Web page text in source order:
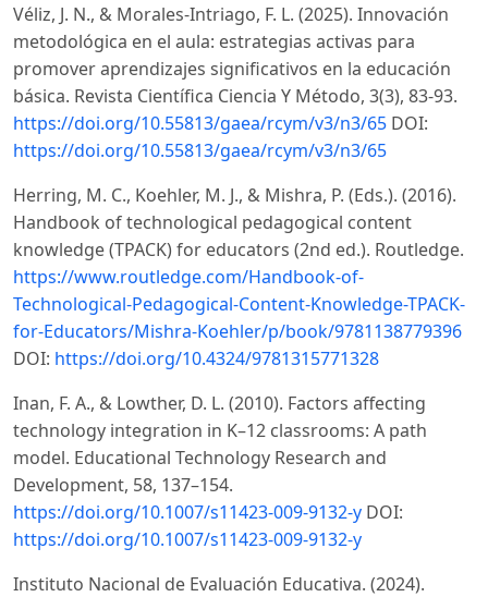
Véliz, J. N., & Morales-Intriago, F. L. (2025). Innovación
metodológica en el aula: estrategias activas para
promover aprendizajes significativos en la educación
básica. Revista Científica Ciencia Y Método, 3(3), 83-93.
https://doi.org/10.55813/gaea/rcym/v3/n3/65 DOI:
https://doi.org/10.55813/gaea/rcym/v3/n3/65
Herring, M. C., Koehler, M. J., & Mishra, P. (Eds.). (2016).
Handbook of technological pedagogical content
knowledge (TPACK) for educators (2nd ed.). Routledge.
https://www.routledge.com/Handbook-of-
Technological-Pedagogical-Content-Knowledge-TPACK-
for-Educators/Mishra-Koehler/p/book/9781138779396
DOI: https://doi.org/10.4324/9781315771328
Inan, F. A., & Lowther, D. L. (2010). Factors affecting
technology integration in K–12 classrooms: A path
model. Educational Technology Research and
Development, 58, 137–154.
https://doi.org/10.1007/s11423-009-9132-y DOI:
https://doi.org/10.1007/s11423-009-9132-y
Instituto Nacional de Evaluación Educativa. (2024).